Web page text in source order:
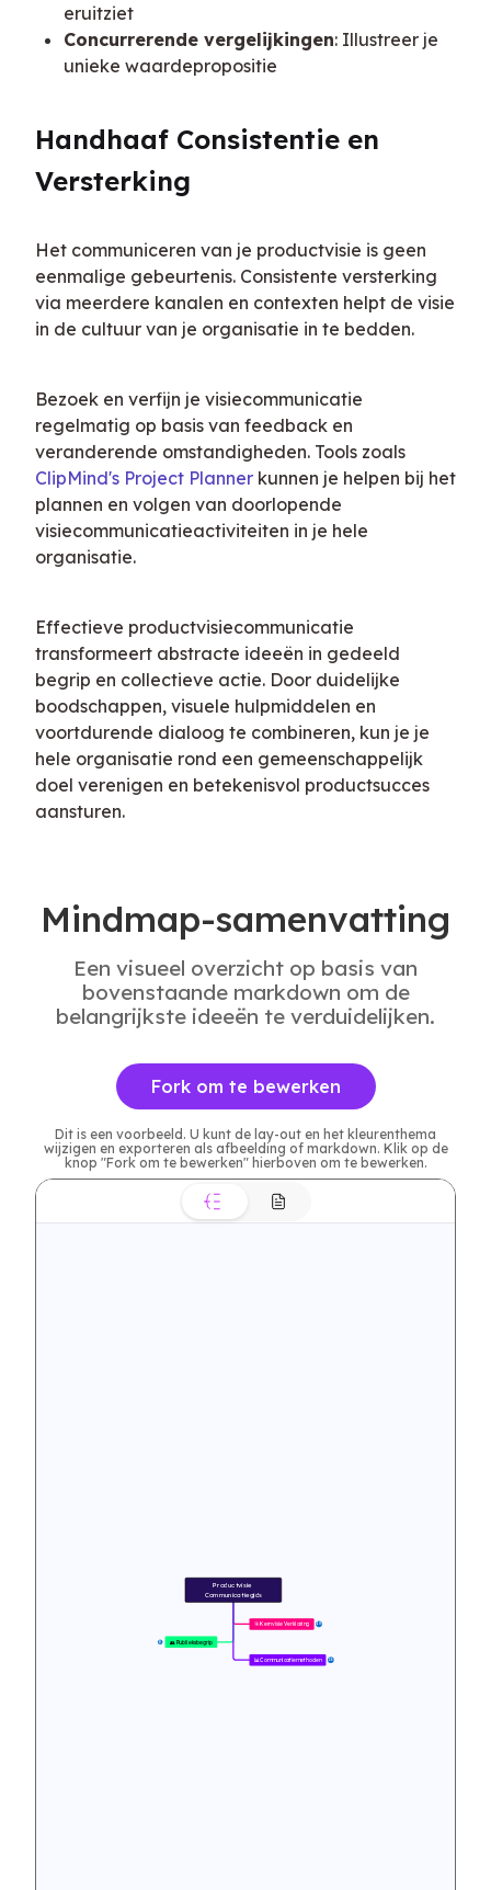
eruitziet
Concurrerende vergelijkingen: Illustreer je
unieke waardepropositie
Handhaaf Consistentie en
Versterking
Het communiceren van je productvisie is geen
eenmalige gebeurtenis. Consistente versterking
via meerdere kanalen en contexten helpt de visie
in de cultuur van je organisatie in te bedden.
Bezoek en verfijn je visiecommunicatie
regelmatig op basis van feedback en
ClipMind's Project Planner kunnen je helpen bij het
plannen en volgen van doorlopende
visiecommunicatieactiviteiten in je hele
organisatie.
Effectieve productvisiecommunicatie
transformeert abstracte ideeën in gedeeld
begrip en collectieve actie. Door duidelijke
boodschappen, visuele hulpmiddelen en
voortdurende dialoog te combineren, kun je je
hele organisatie rond een gemeenschappelijk
doel verenigen en betekenisvol productsucces
aansturen.
Mindmap-samenvatting
Een visueel overzicht op basis van
bovenstaande markdown om de
belangrijkste ideeën te verduidelijken.
Fork om te bewerken
Dit is een voorbeeld. U kunt de lay-out en het kleurenthema
wijzigen en exporteren als afbeelding of markdown. Klik op de
knop "Fork om te bewerken" hierboven om te bewerken.
🎯 Kernvisie Verklaring 10
👥 Publieksbegrip
8
📊 Communicatiemethoden 26
Productvisie
Communicatiegids